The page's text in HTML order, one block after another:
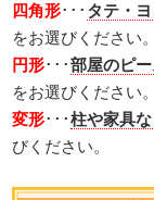
四角形･･･ タテ・
をお選びください。
円形･･･部屋のピ
をお選びください。
変形･･･柱や家具
びください。